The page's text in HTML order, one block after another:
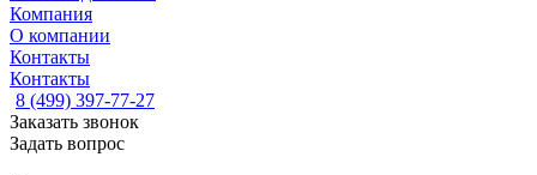
Компания
О компании
Контакты
Контакты
8 (499) 397-77-27
Заказать звонок
Задать вопрос